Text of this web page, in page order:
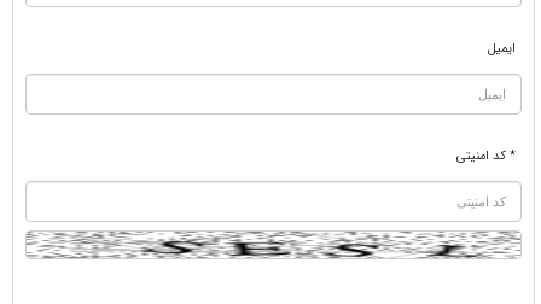
ایمیل
* کد امنیتی